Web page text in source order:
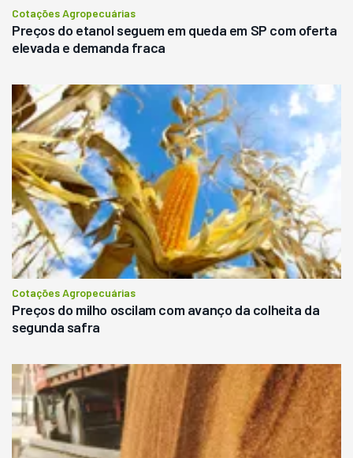
Cotações Agropecuárias
Preços do etanol seguem em queda em SP com oferta
elevada e demanda fraca
Cotações Agropecuárias
Preços do milho oscilam com avanço da colheita da
segunda safra